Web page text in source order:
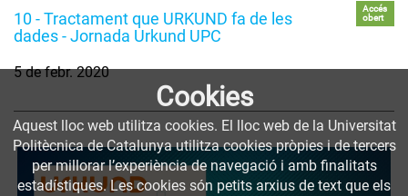
10 - Tractament que URKUND fa de les
dades - Jornada Urkund UPC
Accés
obert
5 de febr. 2020
Cookies
Aquest lloc web utilitza cookies. El lloc web de la Universitat
Politècnica de Catalunya utilitza cookies pròpies i de tercers
per millorar l’experiència de navegació i amb finalitats
estadístiques. Les cookies són petits arxius de text que els